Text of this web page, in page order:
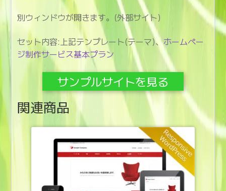
別ウィンドウが開きます。(外部サイト)
セット内容:上記テンプレート(テーマ)、ホームペー
ジ制作サービス基本プラン
サンプルサイトを見る
関連商品